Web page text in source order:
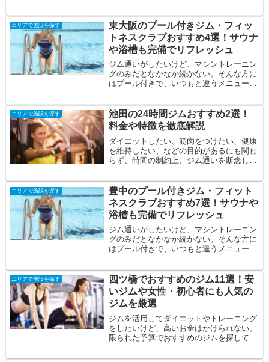
方の悩み...
エリアで施設を探す
東大阪のプール付きジム・フィッ
トネスクラブおすすめ4選！サウナ
や浴槽も完備でリフレッシュ
ジム通いがしたいけど、マシントレーニン
グのみだとなかなか続かない。そんな方に
はプール付きで、いつもと違うメニューを
ル付きジ...
エリアで施設を探す
池田の24時間ジムおすすめ2選！
料金や特徴を徹底解説
ダイエットしたい、筋肉をつけたい、健康
を維持したい、などの目的があるにも関わ
らず、時間の制約上、ジム通いを断念して
目的達...
エリアで施設を探す
豊中のプール付きジム・フィット
ネスクラブおすすめ7選！サウナや
浴槽も完備でリフレッシュ
ジム通いがしたいけど、マシントレーニン
グのみだとなかなか続かない。そんな方に
はプール付きで、いつもと違うメニューを
ル付きジ...
エリアで施設を探す
四ツ橋でおすすめのジム11選！安
いジムや女性・初心者にも人気の
ジムを厳選
ジムを活用してダイエットやトレーニング
をしたいけど、高いお金はかけられない。
限られた予算でおすすめのジムを探してい
方の悩み...